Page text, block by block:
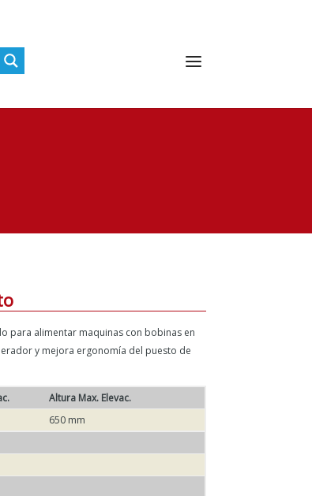
para alimentar maquinas con bobinas en
y mejora ergonomía del puesto de
Altura Max. Elevac.
650 mm